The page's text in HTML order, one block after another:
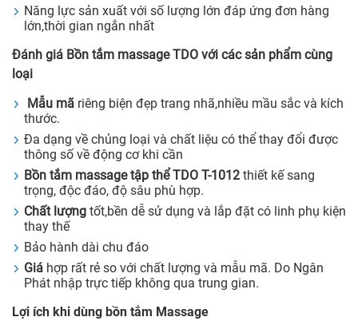
Năng lực sản xuất với số lượng lớn đáp ứng đơn hàng
lớn,thời gian ngắn nhất
Đánh giá Bồn tắm massage TDO với các sản phẩm cùng
loại
Mẫu mã riêng biện đẹp trang nhã,nhiều mầu sắc và kích
thước.
Đa dạng về chủng loại và chất liệu có thể thay đổi được
thông số về động cơ khi cần
Bồn tắm massage tập thể TDO T-1012 thiết kế sang
trọng, độc đáo, độ sâu phù hợp.
Chất lượng tốt,bền dễ sử dụng và lắp đặt có linh phụ kiện
thay thế
Bảo hành dài chu đáo
Giá hợp rất rẻ so với chất lượng và mẫu mã. Do Ngân
Phát nhập trực tiếp không qua trung gian.
Lợi ích khi dùng bồn tắm Massage